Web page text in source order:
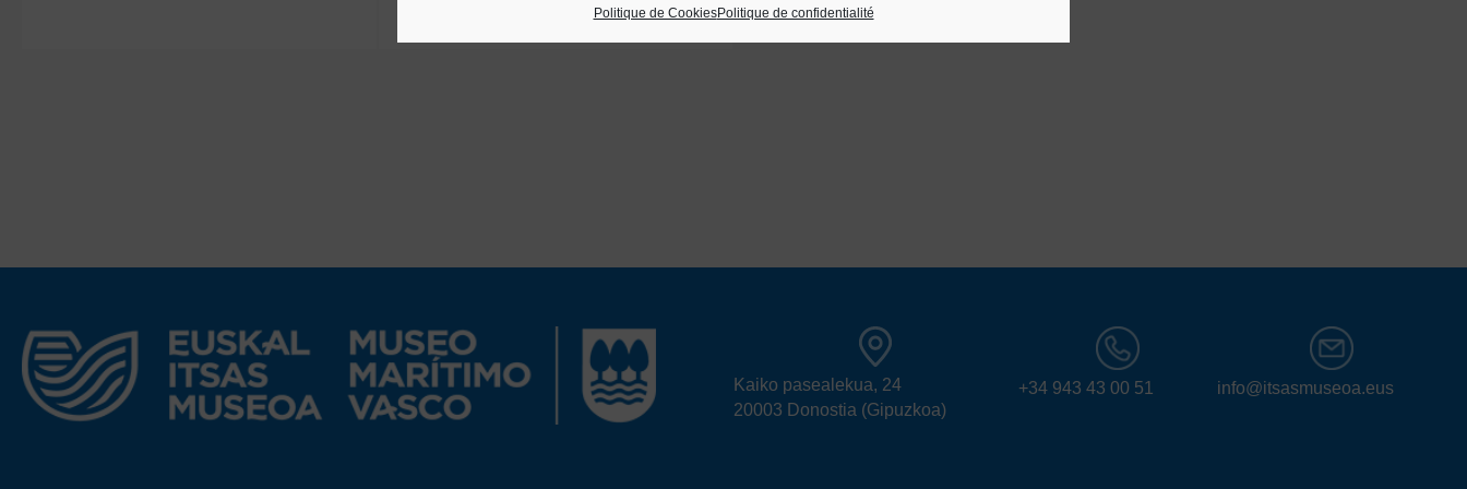
Politique de CookiesPolitique de confidentialité
Kaiko pasealekua, 24
20003 Donostia (Gipuzkoa)
+34 943 43 00 51 info@itsasmuseoa.eus